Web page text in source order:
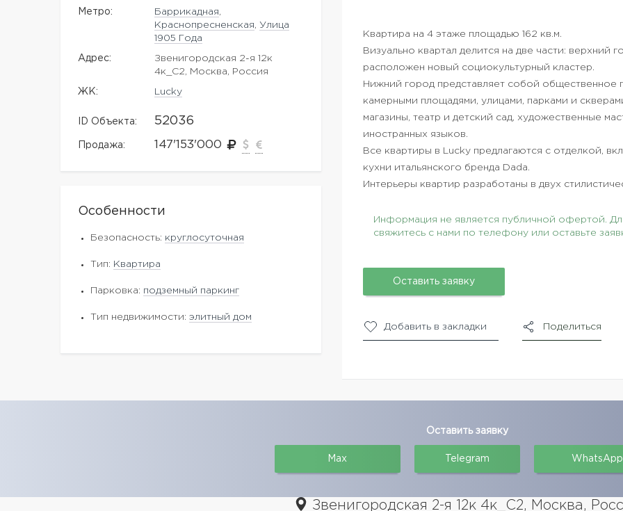
Метро: Баррикадная
Краснопресненская
,Улица
1905 Года
Адрес:
Звенигородская 2-я 12к
4к_С2, Москва, Россия
ЖK: Lucky
ID Объекта: 52036
Продажа: 147'153'000
Особенности
Безопасность: круглосуточная
Тип: Квартира
Парковка: подземный паркинг
Тип недвижимости: элитный дом
Квартира на 4 этаже площадью 162 кв.м.
Визуально квартал делится на две части:
расположен новый социокультурный кластер.
Нижний город представляет собой общественное
камерными площадями, улицами, парками и
магазины, театр и детский сад, художественные
иностранных языков.
Все квартиры в Lucky предлагаются с отделкой,
кухни итальянского бренда Dada.
Интерьеры квартир разработаны в двух
Информация не является публичной офертой.
свяжитесь с нами по телефону или оставьте
Оставить заявку
Добавить в закладки Поделиться
Оставить заявку
Max Telegram WhatsApp
Звенигородская 2-я 12к 4к_С2, Москва,